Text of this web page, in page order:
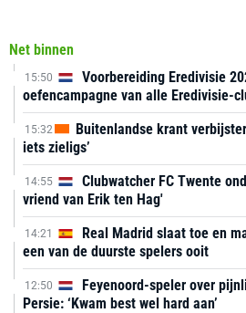
Net binnen
15:50
Voorbereiding Eredivisie
oefencampagne van alle Eredivisie-
15:32
Buitenlandse krant
iets zieligs’
14:55
Clubwatcher FC Twente
vriend van Erik ten Hag'
14:21
Real Madrid slaat toe en
een van de duurste spelers ooit
12:50
Feyenoord-speler over
Persie: ‘Kwam best wel hard aan’